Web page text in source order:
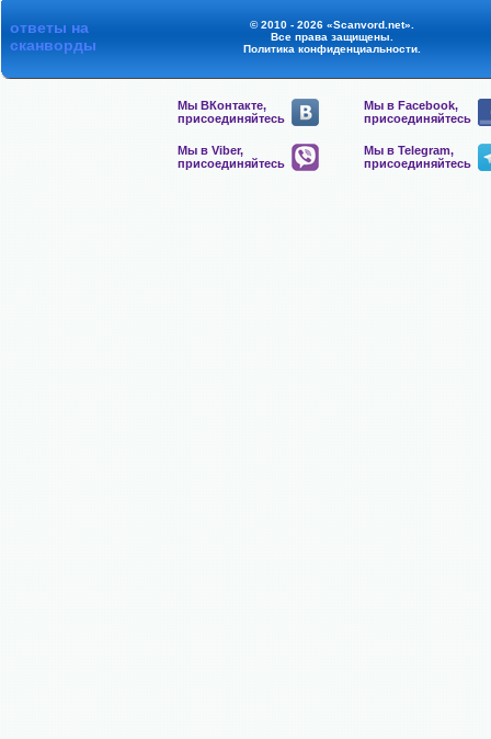
ответы на
сканворды
© 2010 - 2026 «Scanvord.net».
Все права защищены.
Политика конфиденциальности.
Мы ВКонтакте,
присоединяйтесь
Мы в Facebook,
присоединяйтесь
Мы в Viber,
присоединяйтесь
Мы в Telegram,
присоединяйтесь